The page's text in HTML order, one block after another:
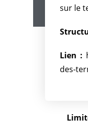
sur le
Lien :
des-